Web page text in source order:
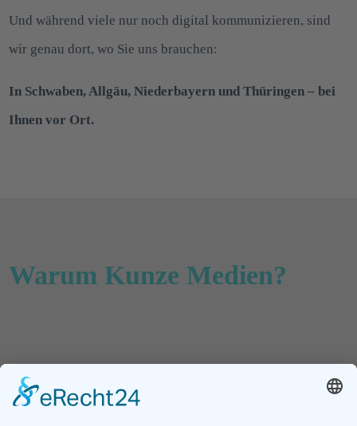
Und während viele nur noch digital kommunizieren, sind
wir genau dort, wo Sie uns brauchen:
In Schwaben, Allgäu, Niederbayern und Thüringen – bei
Ihnen vor Ort.
Warum Kunze Medien?
Langjährige Erfahrung im digitalen